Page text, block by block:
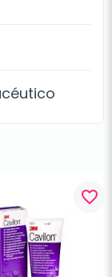
favorite_border